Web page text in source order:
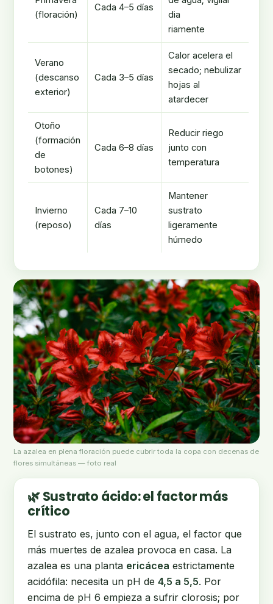
(floración)
Cada 4–5 días
dia
riamente
Verano
(descanso
exterior)
Cada 3–5 días
Calor acelera el
secado; nebulizar
hojas al
atardecer
Otoño
(formación
de
botones)
Cada 6–8 días
Reducir riego
junto con
temperatura
Invierno
(reposo)
Cada 7–10
días
Mantener
sustrato
ligeramente
húmedo
La azalea en plena floración puede cubrir toda la copa con decenas de
flores simultáneas — foto real
🌿 Sustrato ácido: el factor más
crítico
El sustrato es, junto con el agua, el factor que
más muertes de azalea provoca en casa. La
azalea es una planta ericácea estrictamente
acidófila: necesita un pH de 4,5 a 5,5. Por
encima de pH 6 empieza a sufrir clorosis; por